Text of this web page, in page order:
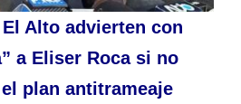
Alto advierten con
a Eliser Roca si no
plan antitrameaje